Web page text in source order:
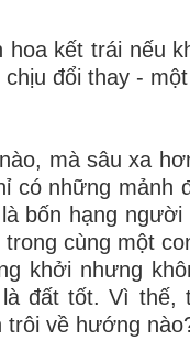
kết trái nếu
đổi thay -
mà sâu xa
có những mảnh
bốn hạng
trong cùng một
khởi nhưng
đất tốt. Vì thế,
trôi về hướng